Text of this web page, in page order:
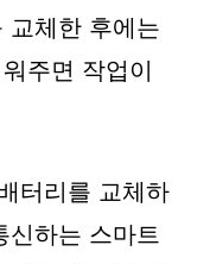
교체한 후에는
주면 작업이
터리를 교체하
신하는 스마트